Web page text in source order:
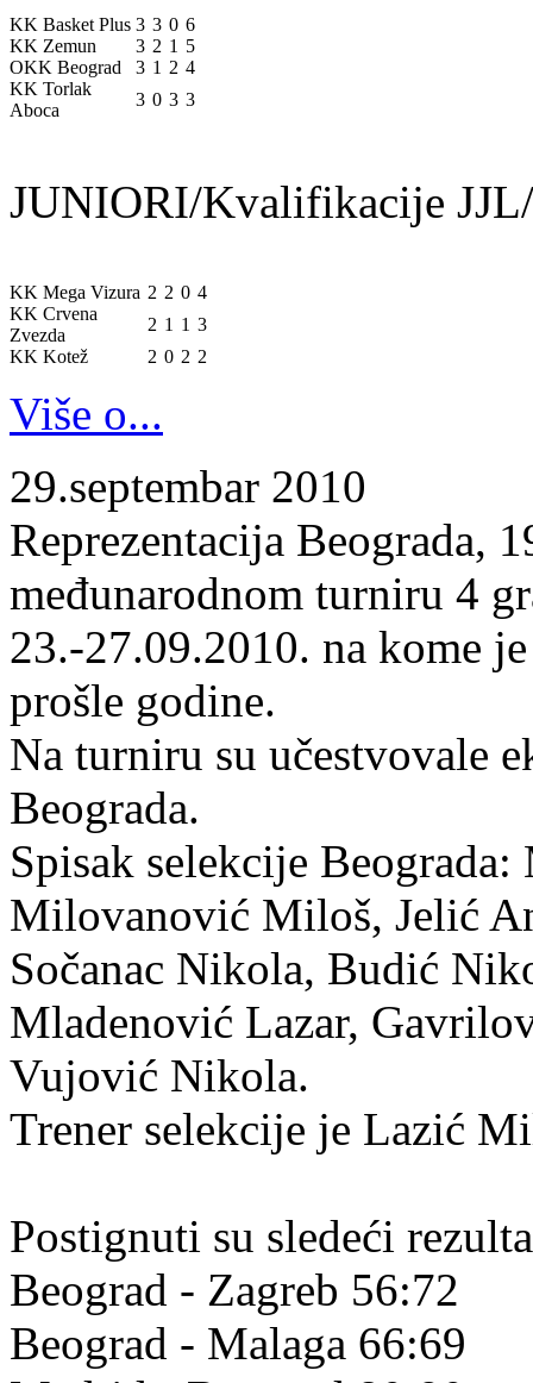
KK Basket Plus 3 3 0 6
KK Zemun
3 2 1 5
OKK Beograd
3 1 2 4
KK Torlak
Aboca
3 0 3 3
JUNIORI/Kvalifikacije
KK Mega Vizura 2 2 0 4
KK Crvena
Zvezda
2 1 1 3
KK Kotež
2 0 2 2
Više o...
29.septembar 2010
Reprezentacija Beograda,
međunarodnom turniru 4
23.-27.09.2010. na kome
prošle godine.
Na turniru su učestvovale
Beograda.
Spisak selekcije
Milovanović Miloš, Jelić
Sočanac Nikola, Budić
Mladenović Lazar,
Vujović Nikola.
Trener selekcije je Lazić
Postignuti su sledeći
Beograd - Zagreb 56:72
Beograd - Malaga 66:69